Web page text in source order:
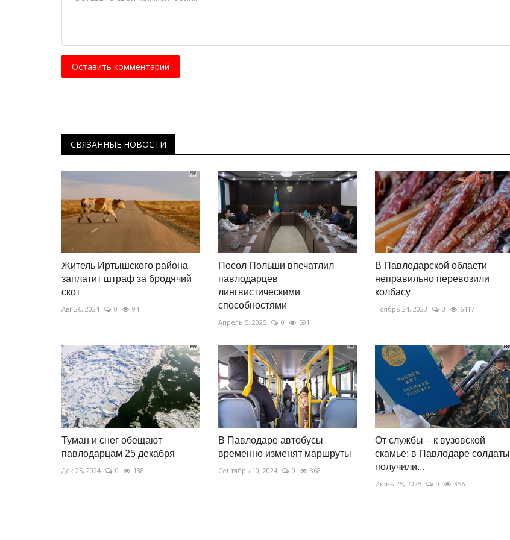
Оставить комментарий
СВЯЗАННЫЕ НОВОСТИ
Житель Иртышского района
заплатит штраф за бродячий
скот
Авг 26, 2024 0 94
Посол Польши впечатлил
павлодарцев
лингвистическими
способностями
Апрель 5, 2025 0 591
В Павлодарской области
неправильно перевозили
колбасу
Ноябрь 24, 2023 0 6417
Туман и снег обещают
павлодарцам 25 декабря
Дек 25, 2024 0 138
В Павлодаре автобусы
временно изменят маршруты
Сентябрь 10, 2024 0 368
От службы – к вузовской
скамье: в Павлодаре солдаты
получили...
Июнь 25, 2025 0 356